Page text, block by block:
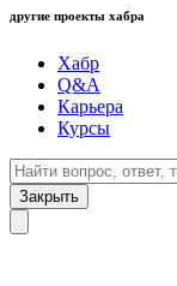
другие проекты хабра
Хабр
Q&A
Карьера
Курсы
Закрыть